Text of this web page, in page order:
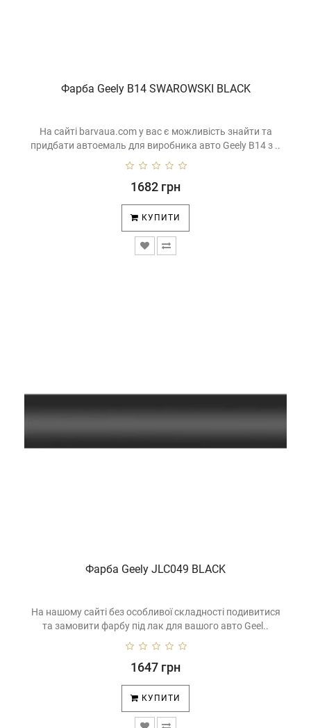
Фарба Geely B14 SWAROWSKI BLACK
На сайті barvaua.com у вас є можливість знайти та
придбати автоемаль для виробника авто Geely B14 з ..
1682 грн
КУПИТИ
Фарба Geely JLC049 BLACK
На нашому сайті без особливої ​​складності подивитися
та замовити фарбу під лак для вашого авто Geel..
1647 грн
КУПИТИ